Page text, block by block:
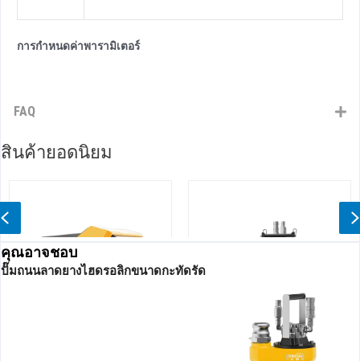
การกําหนดค่าพารามิเตอร์
FAQ
สินค้ายอดนิยม
Previous
คุณอาจชอบ
ปั๊มถนนลาดยางไฮดรอลิกขนาดกะทัดรัด